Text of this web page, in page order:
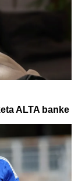
ALTA banke